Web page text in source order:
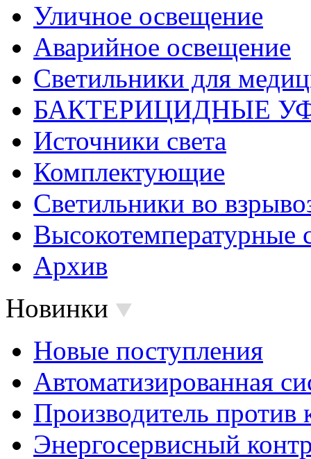
Уличное освещение
Аварийное освещение
Светильники для
БАКТЕРИЦИДНЫЕ
Источники света
Комплектующие
Светильники во
Высокотемпературные
Архив
Новинки
Новые поступления
Автоматизированная
Производитель против
Энергосервисный